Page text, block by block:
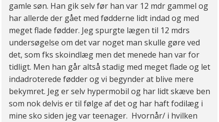
gamle søn. Han gik selv før han var 12 mdr gammel og
har allerde der gået med fødderne lidt indad og med
meget flade fødder. Jeg spurgte lægen til 12 mdrs
undersøgelse om det var noget man skulle gøre ved
det, som fks skoindlæg men det menede han var for
tidligt. Men han går altså stadig med meget flade og let
indadroterede fødder og vi begynder at blive mere
bekymret. Jeg er selv hypermobil og har lidt skæve ben
som nok delvis er til følge af det og har haft fodilæg i
mine sko siden jeg var teenager. Hvornår/ i hvilken